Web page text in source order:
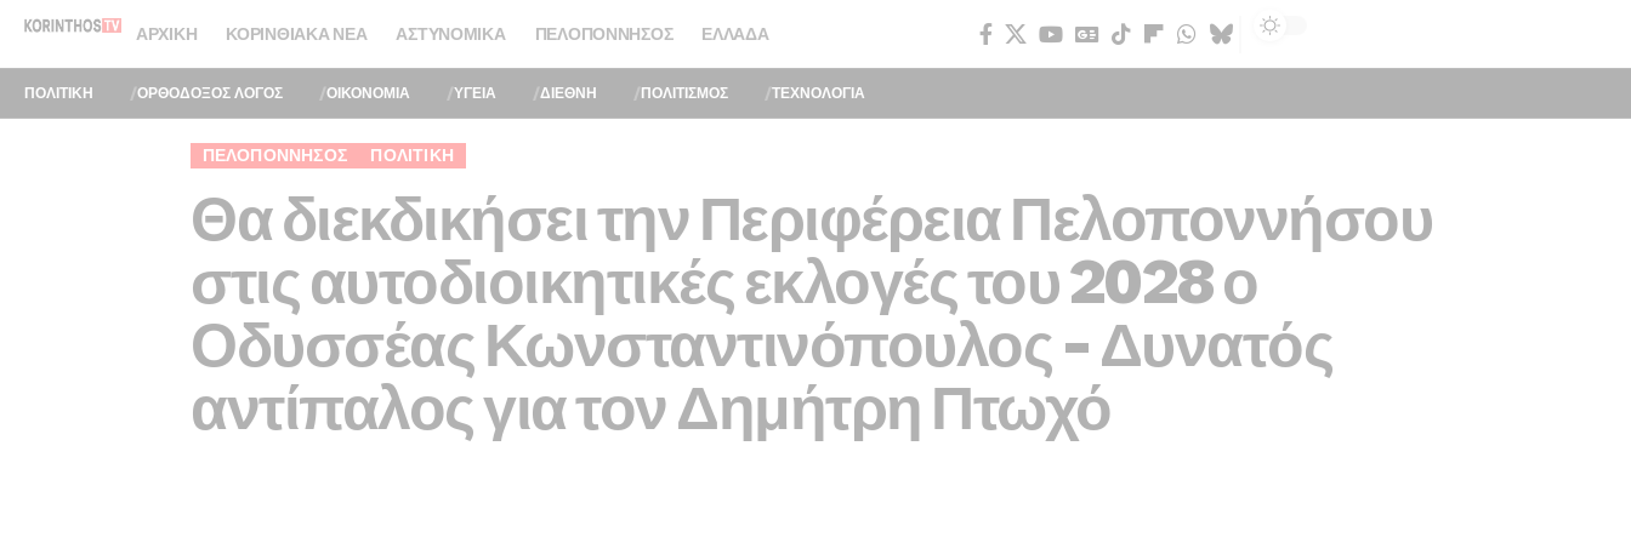
ΑΡΧΙΚΉ ΚΟΡΙΝΘΙΑΚΆ ΝΈΑ ΑΣΤΥΝΟΜΙΚΆ ΠΕΛΟΠΌΝΝΗΣΟΣ ΕΛΛΆΔΑ
ΠΟΛΙΤΙΚΗ ΟΡΘΟΔΟΞΟΣ ΛΟΓΟΣ ΟΙΚΟΝΟΜΙΑ ΥΓΕΙΑ ΔΙΕΘΝΗ ΠΟΛΙΤΙΣΜΟΣ ΤΕΧΝΟΛΟΓΙΑ
ΠΕΛΟΠΌΝΝΗΣΟΣ ΠΟΛΙΤΙΚΉ
Θα διεκδικήσει την Περιφέρεια Πελοποννήσου
στις αυτοδιοικητικές εκλογές του 2028 ο
Οδυσσέας Κωνσταντινόπουλος – Δυνατός
αντίπαλος για τον Δημήτρη Πτωχό